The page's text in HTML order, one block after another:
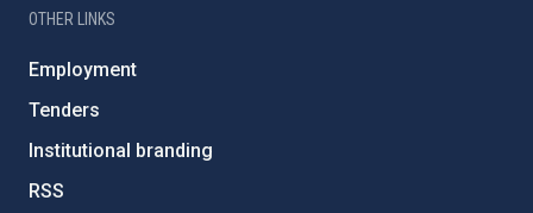
OTHER LINKS
Employment
Tenders
Institutional branding
RSS